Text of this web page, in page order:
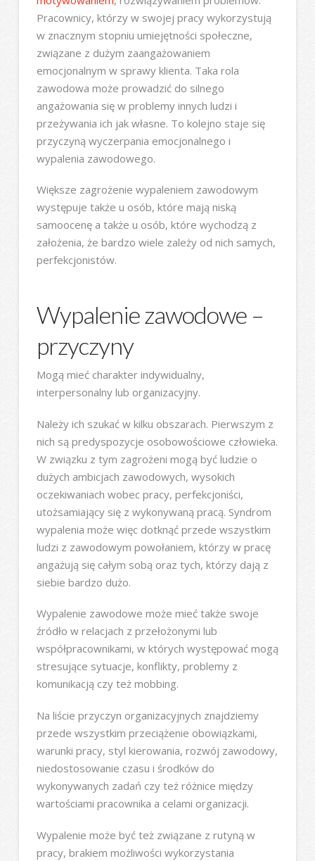
Pracownicy, którzy w swojej pracy wykorzystują
w znacznym stopniu umiejętności społeczne,
związane z dużym zaangażowaniem
emocjonalnym w sprawy klienta. Taka rola
zawodowa może prowadzić do silnego
angażowania się w problemy innych ludzi i
przeżywania ich jak własne. To kolejno staje się
przyczyną wyczerpania emocjonalnego i
wypalenia zawodowego.
Większe zagrożenie wypaleniem zawodowym
występuje także u osób, które mają niską
samoocenę a także u osób, które wychodzą z
założenia, że bardzo wiele zależy od nich samych,
perfekcjonistów.
Wypalenie zawodowe –
przyczyny
Mogą mieć charakter indywidualny,
interpersonalny lub organizacyjny.
Należy ich szukać w kilku obszarach. Pierwszym z
nich są predyspozycje osobowościowe człowieka.
W związku z tym zagrożeni mogą być ludzie o
dużych ambicjach zawodowych, wysokich
oczekiwaniach wobec pracy, perfekcjoniści,
utożsamiający się z wykonywaną pracą. Syndrom
wypalenia może więc dotknąć przede wszystkim
ludzi z zawodowym powołaniem, którzy w pracę
angażują się całym sobą oraz tych, którzy dają z
siebie bardzo dużo.
Wypalenie zawodowe może mieć także swoje
źródło w relacjach z przełożonymi lub
współpracownikami, w których występować mogą
stresujące sytuacje, konflikty, problemy z
komunikacją czy też mobbing.
Na liście przyczyn organizacyjnych znajdziemy
przede wszystkim przeciążenie obowiązkami,
warunki pracy, styl kierowania, rozwój zawodowy,
niedostosowanie czasu i środków do
wykonywanych zadań czy też różnice między
wartościami pracownika a celami organizacji.
Wypalenie może być też związane z rutyną w
pracy, brakiem możliwości wykorzystania